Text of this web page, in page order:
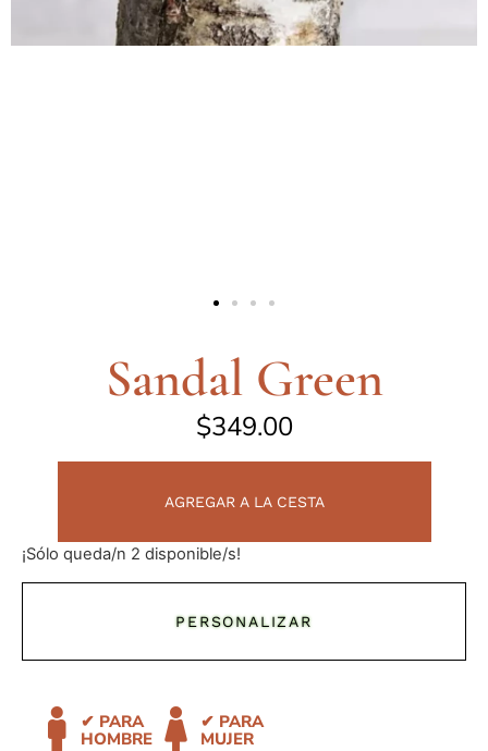
Sandal Green
$349.00
AGREGAR A LA CESTA
¡Sólo queda/n 2 disponible/s!
PERSONALIZAR
✔ PARA
HOMBRE
✔ PARA
MUJER